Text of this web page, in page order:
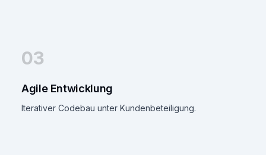
03
Agile Entwicklung
Iterativer Codebau unter Kundenbeteiligung.